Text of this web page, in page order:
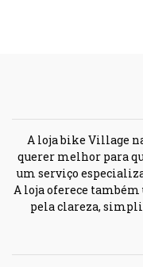
A loja bike Village
querer melhor para
um serviço
A loja oferece
pela clareza,